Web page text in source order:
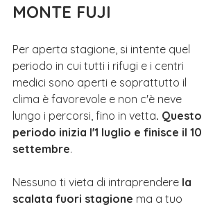
MONTE FUJI
Per aperta stagione, si intente quel
periodo in cui tutti i rifugi e i centri
medici sono aperti e soprattutto il
clima è favorevole e non c'è neve
lungo i percorsi, fino in vetta. Questo
periodo inizia l'1 luglio e finisce il 10
settembre.
Nessuno ti vieta di intraprendere la
scalata fuori stagione ma a tuo